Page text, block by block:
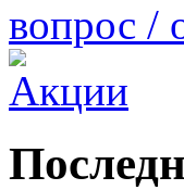
вопрос /